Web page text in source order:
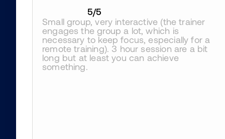
5/5
Small group, very interactive (the trainer
engages the group a lot, which is
necessary to keep focus, especially for a
remote training). 3 hour session are a bit
long but at least you can achieve
something.